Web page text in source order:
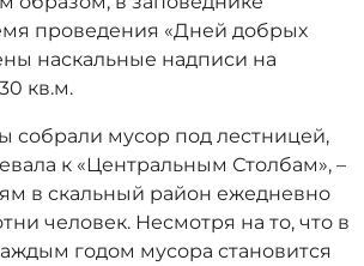
проведения «Дней добрых
наскальные надписи на
кв.м.
собрали мусор под лестницей,
к «Центральным Столбам», –
в скальный район ежедневно
человек. Несмотря на то, что в
годом мусора становится